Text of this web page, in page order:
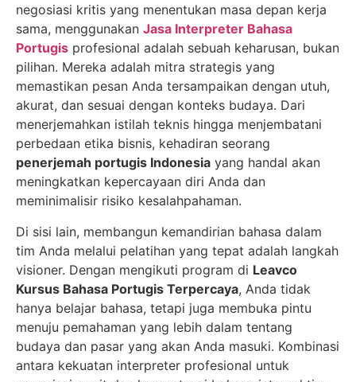
negosiasi kritis yang menentukan masa depan kerja
sama, menggunakan Jasa Interpreter Bahasa
Portugis profesional adalah sebuah keharusan, bukan
pilihan. Mereka adalah mitra strategis yang
memastikan pesan Anda tersampaikan dengan utuh,
akurat, dan sesuai dengan konteks budaya. Dari
menerjemahkan istilah teknis hingga menjembatani
perbedaan etika bisnis, kehadiran seorang
penerjemah portugis Indonesia yang handal akan
meningkatkan kepercayaan diri Anda dan
meminimalisir risiko kesalahpahaman.
Di sisi lain, membangun kemandirian bahasa dalam
tim Anda melalui pelatihan yang tepat adalah langkah
visioner. Dengan mengikuti program di Leavco
Kursus Bahasa Portugis Terpercaya, Anda tidak
hanya belajar bahasa, tetapi juga membuka pintu
menuju pemahaman yang lebih dalam tentang
budaya dan pasar yang akan Anda masuki. Kombinasi
antara kekuatan interpreter profesional untuk